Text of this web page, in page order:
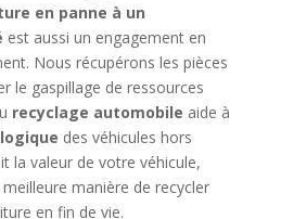
en panne à un
est aussi un engagement en
Nous récupérons les pièces
le gaspillage de ressources
recyclage automobile aide à
des véhicules hors
la valeur de votre véhicule,
manière de recycler
en fin de vie.